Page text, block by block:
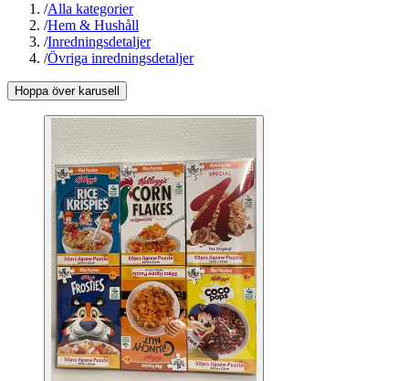
/Alla kategorier
/Hem & Hushåll
/Inredningsdetaljer
/Övriga inredningsdetaljer
Hoppa över karusell